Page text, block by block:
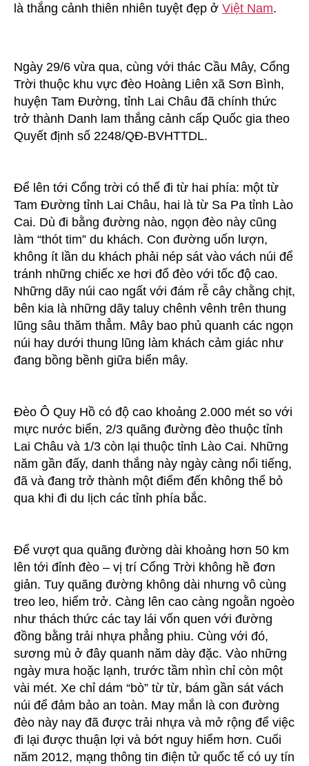
là thắng cảnh thiên nhiên tuyệt đẹp ở Việt Nam.
Ngày 29/6 vừa qua, cùng với thác Cầu Mây, Cổng
Trời thuộc khu vực đèo Hoàng Liên xã Sơn Bình,
huyện Tam Đường, tỉnh Lai Châu đã chính thức
trở thành Danh lam thắng cảnh cấp Quốc gia theo
Quyết định số 2248/QĐ-BVHTTDL.
Để lên tới Cổng trời có thể đi từ hai phía: một từ
Tam Đường tỉnh Lai Châu, hai là từ Sa Pa tỉnh Lào
Cai. Dù đi bằng đường nào, ngọn đèo này cũng
làm “thót tim” du khách. Con đường uốn lượn,
không ít lần du khách phải nép sát vào vách núi để
tránh những chiếc xe hơi đổ đèo với tốc độ cao.
Những dãy núi cao ngất với đám rễ cây chằng chịt,
bên kia là những dãy taluy chênh vênh trên thung
lũng sâu thăm thẳm. Mây bao phủ quanh các ngọn
núi hay dưới thung lũng làm khách cảm giác như
đang bồng bềnh giữa biển mây.
Đèo Ô Quy Hồ có độ cao khoảng 2.000 mét so với
mực nước biển, 2/3 quãng đường đèo thuộc tỉnh
Lai Châu và 1/3 còn lại thuộc tỉnh Lào Cai. Những
năm gần đấy, danh thắng này ngày càng nổi tiếng,
đã và đang trở thành một điểm đến không thể bỏ
qua khi đi du lịch các tỉnh phía bắc.
Để vượt qua quãng đường dài khoảng hơn 50 km
lên tới đỉnh đèo – vị trí Cổng Trời không hề đơn
giản. Tuy quãng đường không dài nhưng vô cùng
treo leo, hiểm trở. Càng lên cao càng ngoằn ngoèo
như thách thức các tay lái vốn quen với đường
đồng bằng trải nhựa phẳng phiu. Cùng với đó,
sương mù ở đây quanh năm dày đặc. Vào những
ngày mưa hoặc lạnh, trước tầm nhìn chỉ còn một
vài mét. Xe chỉ dám “bò” từ từ, bám gần sát vách
núi để đảm bảo an toàn. May mắn là con đường
đèo này nay đã được trải nhựa và mở rộng để việc
đi lại được thuận lợi và bớt nguy hiểm hơn. Cuối
năm 2012, mạng thông tin điện tử quốc tế có uy tín